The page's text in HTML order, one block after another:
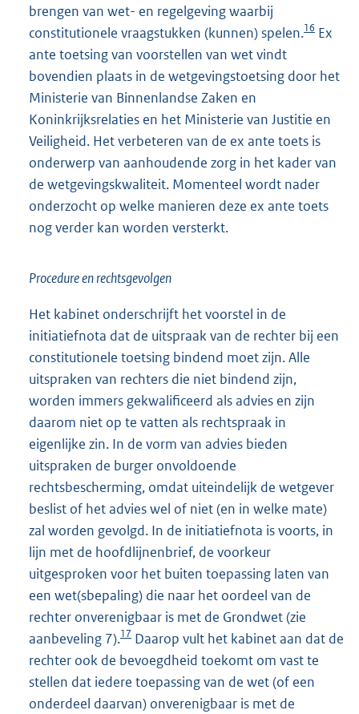
brengen van wet- en regelgeving waarbij
constitutionele vraagstukken (kunnen) spelen.16 Ex
ante toetsing van voorstellen van wet vindt
bovendien plaats in de wetgevingstoetsing door het
Ministerie van Binnenlandse Zaken en
Koninkrijksrelaties en het Ministerie van Justitie en
Veiligheid. Het verbeteren van de ex ante toets is
onderwerp van aanhoudende zorg in het kader van
de wetgevingskwaliteit. Momenteel wordt nader
onderzocht op welke manieren deze ex ante toets
nog verder kan worden versterkt.
Procedure en rechtsgevolgen
Het kabinet onderschrijft het voorstel in de
initiatiefnota dat de uitspraak van de rechter bij een
constitutionele toetsing bindend moet zijn. Alle
uitspraken van rechters die niet bindend zijn,
worden immers gekwalificeerd als advies en zijn
daarom niet op te vatten als rechtspraak in
eigenlijke zin. In de vorm van advies bieden
uitspraken de burger onvoldoende
rechtsbescherming, omdat uiteindelijk de wetgever
beslist of het advies wel of niet (en in welke mate)
zal worden gevolgd. In de initiatiefnota is voorts, in
lijn met de hoofdlijnenbrief, de voorkeur
uitgesproken voor het buiten toepassing laten van
een wet(sbepaling) die naar het oordeel van de
rechter onverenigbaar is met de Grondwet (zie
aanbeveling 7).17 Daarop vult het kabinet aan dat de
rechter ook de bevoegdheid toekomt om vast te
stellen dat iedere toepassing van de wet (of een
onderdeel daarvan) onverenigbaar is met de